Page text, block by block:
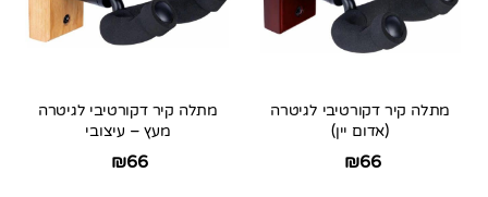
מתלה קיר דקורטיבי לגיטרה
(אדום יין)
₪66
מתלה קיר דקורטיבי לגיטרה
מעץ – עיצובי
₪66